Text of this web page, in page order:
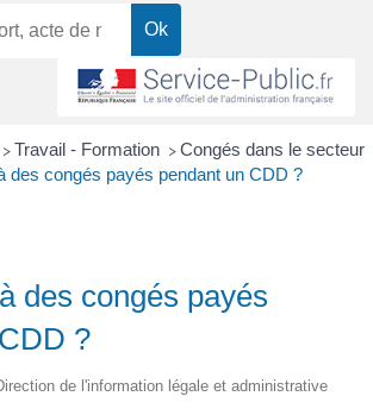
> Travail - Formation > Congés dans le secteur
des congés payés pendant un CDD ?
des congés payés
?
de l'information légale et administrative